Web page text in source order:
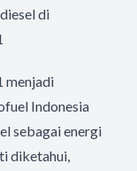
di
menjadi
Indonesia
sebagai energi
diketahui,